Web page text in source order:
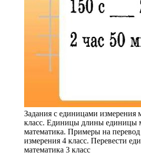
Задания с единицами измерения
класс. Единицы длины единицы
математика. Примеры на
измерения 4 класс. Перевести
математика 3 класс